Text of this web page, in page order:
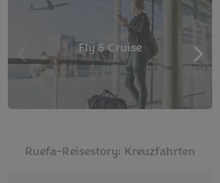
Fly & Cruise
Ruefa-Reisestory: Kreuzfahrten